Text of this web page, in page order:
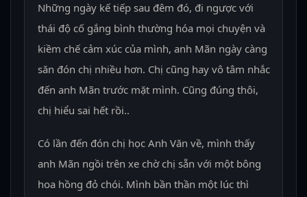
Những ngày kế tiếp sau đêm đó, đi ngược với
thái độ cố gắng bình thường hóa mọi chuyện và
kiềm chế cảm xúc của mình, anh Mãn ngày càng
săn đón chị nhiều hơn. Chị cũng hay vô tâm nhắc
đến anh Mãn trước mặt mình. Cũng đúng thôi,
chị hiểu sai hết rồi..
Có lần đến đón chị học Anh Văn về, mình thấy
anh Mãn ngồi trên xe chờ chị sẵn với một bông
hoa hồng đỏ chói. Mình bần thần một lúc thì